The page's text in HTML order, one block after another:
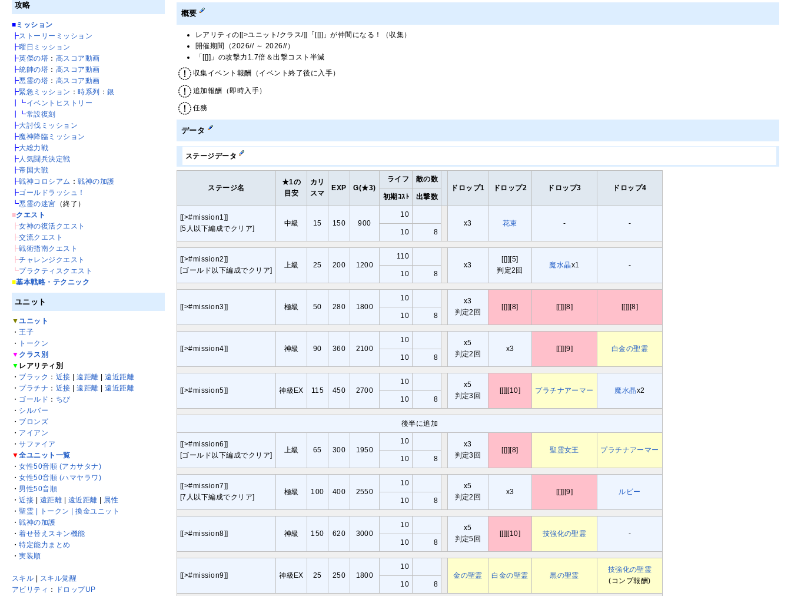
概要
レアリティの[[>ユニット/クラス/]]「[[]]」が仲間になる！（収集）
開催期間（2026// ～ 2026//）
「[[]]」の攻撃力1.7倍＆出撃コスト半減
収集イベント報酬（イベント終了後に入手）
追加報酬（即時入手）
任務
データ
ステージデータ
ステージ名
★1の
目安
カリ
スマ
EXP G(★3)
ライフ
敵の数
ドロップ1
ドロップ2 ドロップ3
ドロップ4
初期ｺｽﾄ
出撃数
[[>#mission1]]
[5人以下編成でクリア]
中級 15 150 900
10
x3
花束 -
-
10
8
[[>#mission2]]
[ゴールド以下編成でクリア]
上級 25 200 1200
110
x3
[[]][5]
判定2回
魔水晶x1
-
10
8
[[>#mission3]] 極級 50 280 1800
10
x3
判定2回
[[]][8] [[]][8]
[[]][8]
10
8
[[>#mission4]] 神級 90 360 2100
10
x5
判定2回
x3 [[]][9]
白金の聖霊
10
8
[[>#mission5]] 神級EX 115 450 2700
10
x5
判定3回
[[]][10] プラチナアーマー 魔水晶x2
10
8
後半に追加
[[>#mission6]]
[ゴールド以下編成でクリア]
上級 65 300 1950
10
x3
判定3回
[[]][8] 聖霊女王
プラチナアーマー
10
8
[[>#mission7]]
[7人以下編成でクリア]
極級 100 400 2550
10
x5
判定2回
x3 [[]][9]
ルビー
10
8
[[>#mission8]] 神級 150 620 3000
10
x5
判定5回
[[]][10] 技強化の聖霊
-
10
8
[[>#mission9]] 神級EX 25 250 1800
10
金の聖霊
白金の聖霊 黒の聖霊
技強化の聖霊
(コンプ報酬)
10 8
攻略
■ ミッション
┣ストーリーミッション
┣曜日ミッション
┣英傑の塔 ： 高スコア動画
┣統帥の塔 ： 高スコア動画
┣悪霊の塔 ： 高スコア動画
┣緊急ミッション ：時系列 ：銀
┃┗イベントヒストリー
┃┗常設復刻
┣大討伐ミッション
┣魔神降臨ミッション
┣大総力戦
┣ 人気闘兵決定戦
┣帝国大戦
┣戦神コロシアム ：戦神の加護
┣ゴールドラッシュ！
┗悪霊の迷宮 （終了）
■クエスト
┣女神の復活クエスト
┣交流クエスト
┣戦術指南クエスト
┣チャレンジクエスト
┗プラクティスクエスト
■基本戦略・テクニック
ユニット
▼ユニット
・ 王子
・
トークン
▼ クラス別
▼ レアリティ別
・ ブラック ： 近接 |遠距離 |遠近距離
・ プラチナ ： 近接 |遠距離 |遠近距離
・ ゴールド ： ちび
・ シルバー
・ ブロンズ
・ アイアン
・サファイア
▼全ユニット一覧
・女性50音順 (アカサタナ)
・女性50音順 (ハマヤラワ)
・ 男性50音順
・近接 遠距離 遠近距離
属性
・聖霊 | トークン | 換金ユニット
・戦神の加護
・着せ替えスキン機能
・特定能力まとめ
・実装順
スキル
スキル覚醒
アビリティ ：
ドロップUP